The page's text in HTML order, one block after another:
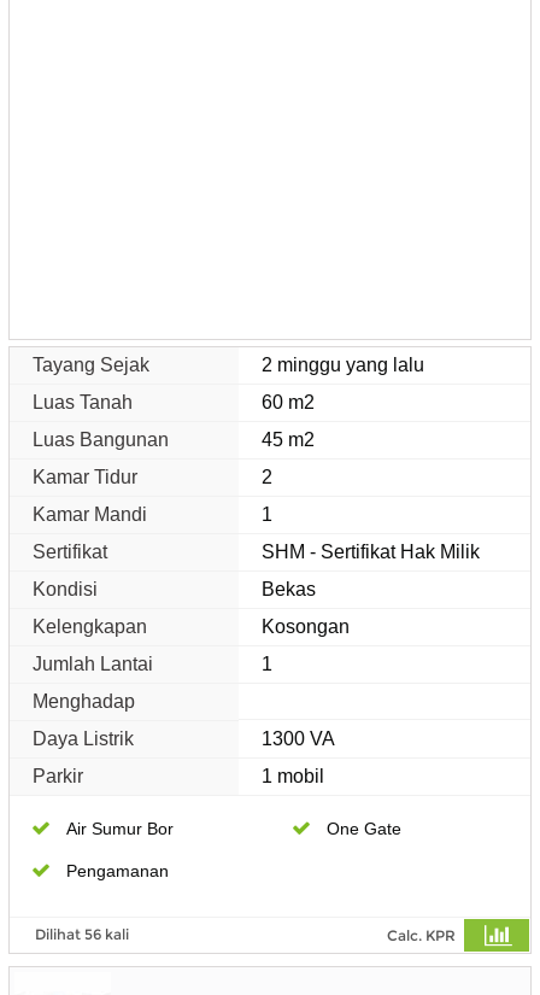
Tayang Sejak
2 minggu yang lalu
Luas Tanah
60 m2
Luas Bangunan
45 m2
Kamar Tidur
2
Kamar Mandi
1
Sertifikat
SHM - Sertifikat Hak Milik
Kondisi
Bekas
Kelengkapan
Kosongan
Jumlah Lantai
1
Menghadap
Daya Listrik
1300 VA
Parkir
1 mobil
Air Sumur Bor One Gate
Pengamanan
Dilihat 56 kali Calc. KPR